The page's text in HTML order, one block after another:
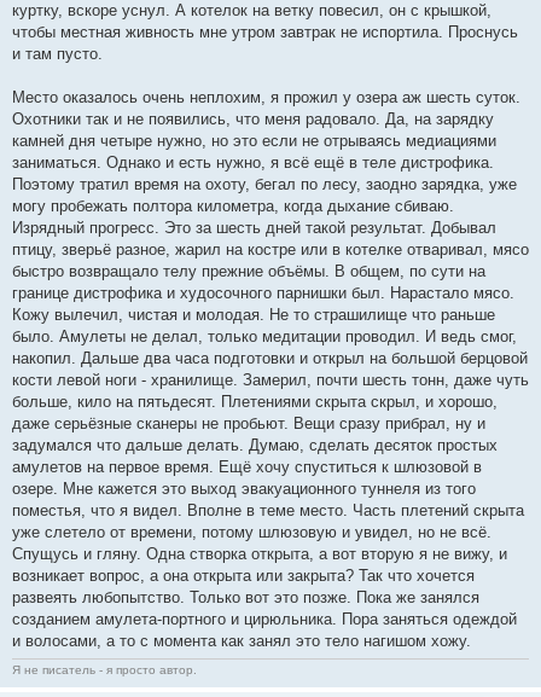
куртку, вскоре уснул. А котелок на ветку повесил, он с крышкой,
чтобы местная живность мне утром завтрак не испортила. Проснусь
и там пусто.
Место оказалось очень неплохим, я прожил у озера аж шесть суток.
Охотники так и не появились, что меня радовало. Да, на зарядку
камней дня четыре нужно, но это если не отрываясь медиациями
заниматься. Однако и есть нужно, я всё ещё в теле дистрофика.
Поэтому тратил время на охоту, бегал по лесу, заодно зарядка, уже
могу пробежать полтора километра, когда дыхание сбиваю.
Изрядный прогресс. Это за шесть дней такой результат. Добывал
птицу, зверьё разное, жарил на костре или в котелке отваривал, мясо
быстро возвращало телу прежние объёмы. В общем, по сути на
границе дистрофика и худосочного парнишки был. Нарастало мясо.
Кожу вылечил, чистая и молодая. Не то страшилище что раньше
было. Амулеты не делал, только медитации проводил. И ведь смог,
накопил. Дальше два часа подготовки и открыл на большой берцовой
кости левой ноги - хранилище. Замерил, почти шесть тонн, даже чуть
больше, кило на пятьдесят. Плетениями скрыта скрыл, и хорошо,
даже серьёзные сканеры не пробьют. Вещи сразу прибрал, ну и
задумался что дальше делать. Думаю, сделать десяток простых
амулетов на первое время. Ещё хочу спуститься к шлюзовой в
озере. Мне кажется это выход эвакуационного туннеля из того
поместья, что я видел. Вполне в теме место. Часть плетений скрыта
уже слетело от времени, потому шлюзовую и увидел, но не всё.
Спущусь и гляну. Одна створка открыта, а вот вторую я не вижу, и
возникает вопрос, а она открыта или закрыта? Так что хочется
развеять любопытство. Только вот это позже. Пока же занялся
созданием амулета-портного и цирюльника. Пора заняться одеждой
и волосами, а то с момента как занял это тело нагишом хожу.
Я не писатель - я просто автор.